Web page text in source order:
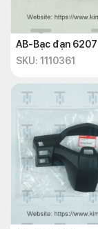
AB-Bạc đạn 6207
SKU: 1110361